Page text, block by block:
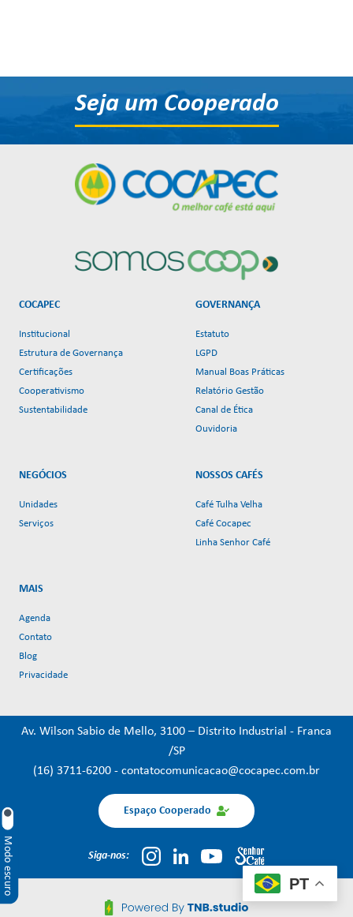
Modo escuro
Seja um Cooperado
COCAPEC
Institucional
Estrutura de Governança
Certificações
Cooperativismo
Sustentabilidade
GOVERNANÇA
Estatuto
LGPD
Manual Boas Práticas
Relatório Gestão
Canal de Ética
Ouvidoria
NEGÓCIOS
Unidades
Serviços
NOSSOS CAFÉS
Café Tulha Velha
Café Cocapec
Linha Senhor Café
MAIS
Agenda
Contato
Blog
Privacidade
Av. Wilson Sabio de Mello, 3100 – Distrito Industrial - Franca
/SP
(16) 3711-6200 - contatocomunicacao@cocapec.com.br
Espaço Cooperado
Siga-nos:
PT